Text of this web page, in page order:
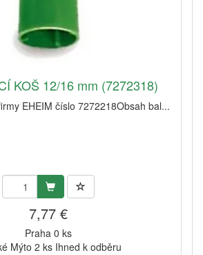
KOŠ 12/16 mm (7272318)
EHEIM číslo 7272218Obsah bal...
7,77 €
Praha 0 ks
Mýto 2 ks Ihned k odběru